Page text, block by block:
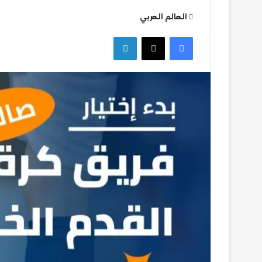
العالم العربي
فيسبوك
‫X لينكدإن
التركي
تشكيل بيراميدز
سبور التركي